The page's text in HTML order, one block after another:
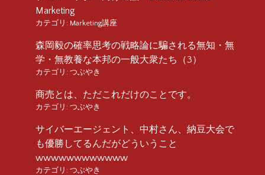
Marketing
カテゴリ: Marketing講座
森岡毅の確率思考の戦略論に騙される無知・無
学・無教養な本邦の一般大衆たち（3）
カテゴリ: つぶやき
商売とは、ただこれだけのことです。
カテゴリ: つぶやき
サイバーエージェント、中村さん、納豆大会で
も優勝してるんだがどういうこと
wwwwwwwwwwww
カテゴリ: つぶやき